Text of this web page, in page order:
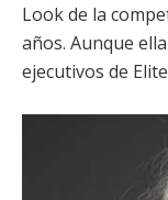
Look de la
años. Aunque
ejecutivos de